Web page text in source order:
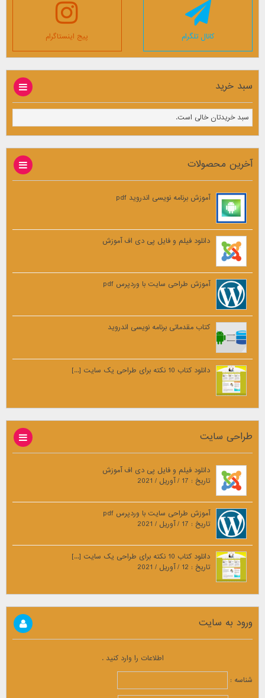
کانال تلگرام پیج اینستاگرام
سبد خرید
سبد خریدتان خالی است.
آخرین محصولات
آموزش برنامه نویسی اندروید pdf
دانلود فیلم و فایل پی دی اف آموزش
آموزش طراحی سایت با وردپرس pdf
کتاب مقدماتی برنامه نویسی اندروید
دانلود کتاب 10 نکته برای طراحی یک سایت [...]
طراحی سایت
دانلود فیلم و فایل پی دی اف آموزش
تاریخ : 17 / آوریل / 2021
آموزش طراحی سایت با وردپرس pdf
تاریخ : 17 / آوریل / 2021
دانلود کتاب 10 نکته برای طراحی یک سایت [...]
تاریخ : 12 / آوریل / 2021
ورود به سایت
اطلاعات را وارد کنید .
شناسه :